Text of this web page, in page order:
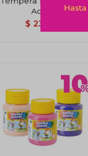
Acrilex
$ 23